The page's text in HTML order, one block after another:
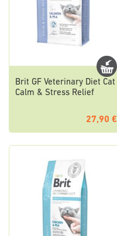
Brit GF Veterinary Diet Cat
Calm & Stress Relief
27,90 €